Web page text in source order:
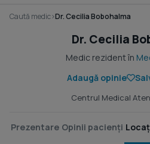
Caută medic›Dr. Cecilia Bobohalma
Dr. Cecilia
Medic rezident în
Adaugă opinie
Centrul Medical
Prezentare Opinii pacienți